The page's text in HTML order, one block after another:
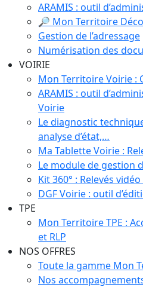
ARAMIS : outil
🔎 Mon Territoire
Gestion de l’adressage
Numérisation des
VOIRIE
Mon Territoire Voirie :
ARAMIS : outil
Voirie
Le diagnostic
analyse d’état,…
Ma Tablette Voirie :
Le module de gestion
Kit 360° : Relevés
DGF Voirie : outil
TPE
Mon Territoire TPE :
et RLP
NOS OFFRES
Toute la gamme Mon
Nos